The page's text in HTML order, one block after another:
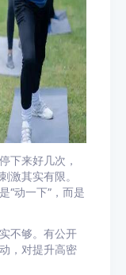
下来好几次，
激其实有限。
“动一下”，而是
不够。有公开
，对提升高密